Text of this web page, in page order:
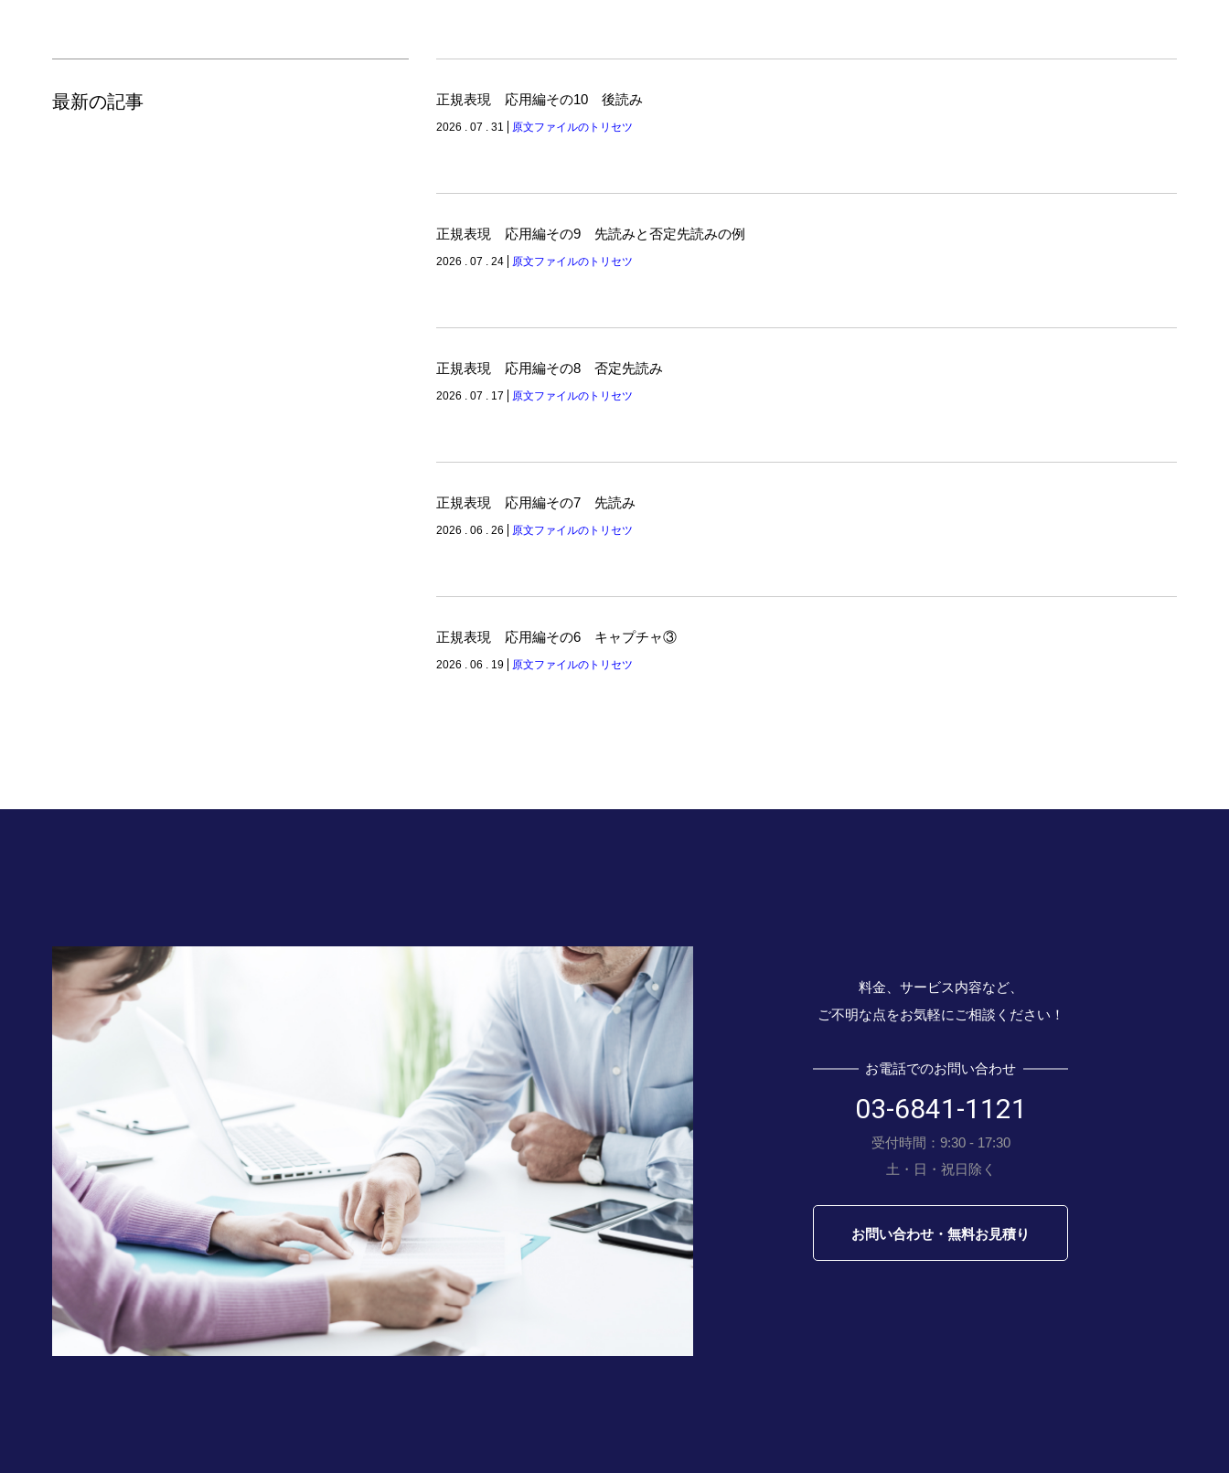
最新の記事 正規表現 応用編その10 後読み
2026 . 07 . 31 原文ファイルのトリセツ
正規表現 応用編その9 先読みと否定先読みの例
2026 . 07 . 24 原文ファイルのトリセツ
正規表現 応用編その8 否定先読み
2026 . 07 . 17 原文ファイルのトリセツ
正規表現 応用編その7 先読み
2026 . 06 . 26 原文ファイルのトリセツ
正規表現 応用編その6 キャプチャ③
2026 . 06 . 19 原文ファイルのトリセツ
料金、サービス内容など、
ご不明な点をお気軽にご相談ください！
お電話でのお問い合わせ
03-6841-1121
受付時間：9:30 - 17:30
土・日・祝日除く
お問い合わせ・無料お見積り